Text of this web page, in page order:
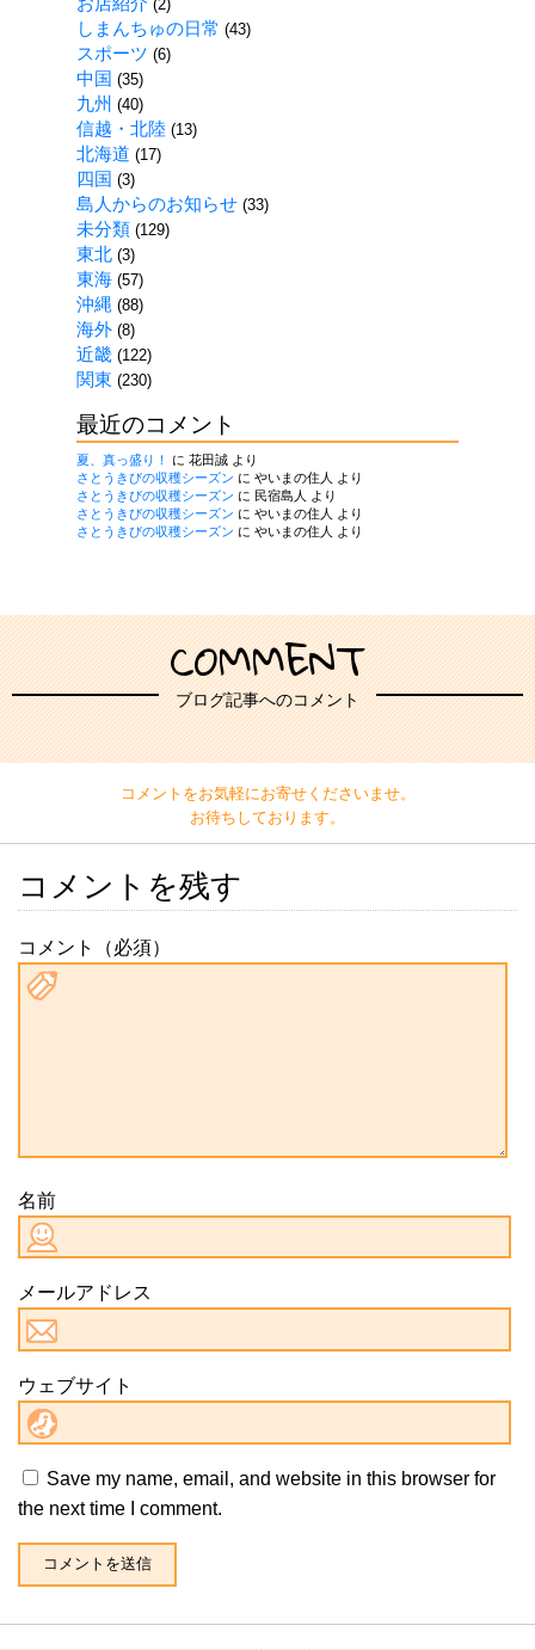
覧
(2)
しまんちゅの日常 (43)
スポーツ (6)
中国 (35)
九州 (40)
信越・北陸(13)
北海道 (17)
四国 (3)
島人からのお知らせ(33)
未分類(129)
東北(3)
東海(57)
沖縄 (88)
海外(8)
近畿(122)
関東 (230)
最近のコメント
夏、真っ盛り！ に 花田誠より
さとうきびの収穫シーズン に やいまの住人
より
さとうきびの収穫シーズン に 民宿島人
より
さとうきびの収穫シーズン に やいまの住人
より
さとうきびの収穫シーズン に やいまの住人 より
COMMENT
ブログ記事へのコメント
コメントをお気軽にお寄せくださいませ。
お待ちしております。
コメントを残す
コメント（必須）
名前
メールアドレス
ウェブサイト
Save my name, email, and website in this browser for
the next time I comment.